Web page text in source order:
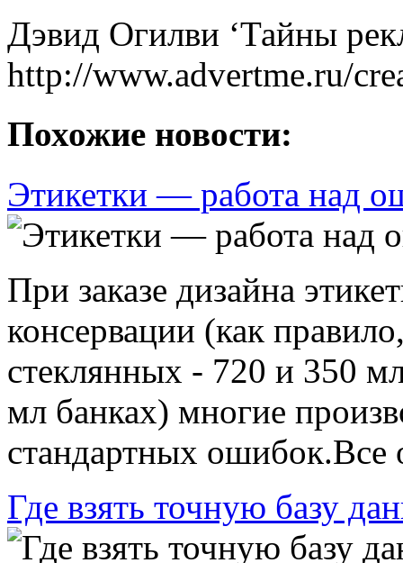
Дэвид Огилви ‘Тайны
http://www.advertme.ru/
Похожие новости:
Этикетки — работа над
При заказе дизайна
консервации (как
стеклянных - 720 и 350
мл банках) многие
стандартных ошибок.Все
Где взять точную базу